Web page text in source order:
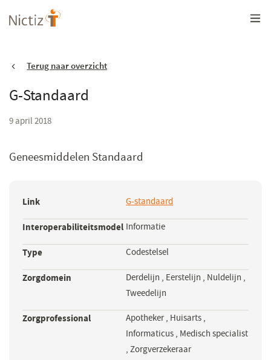
Overslaan
en
gaanTerug naar overzicht
G-Standaard
9 april 2018
Geneesmiddelen Standaard
Link G-standaard
in
Interoperabiliteitsmodel Informatie
Type Codestelsel
Zorgdomein Derdelijn , Eerstelijn , Nuldelijn ,
Tweedelijn
Zorgprofessional Apotheker , Huisarts ,
Informaticus , Medisch specialist
,Zorgverzekeraar